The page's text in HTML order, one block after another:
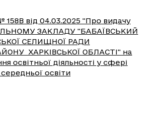
від 04.03.2025 "Про видачу
ЗАКЛАДУ "БАБАЇВСЬКИЙ
СЕЛИЩНОЇ РАДИ
ХАРКІВСЬКОЇ ОБЛАСТІ" на
освітньої діяльності у сфері
освіти